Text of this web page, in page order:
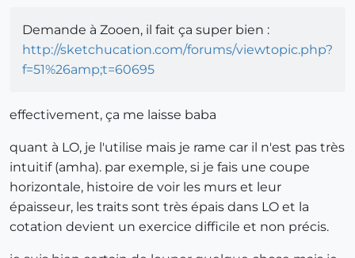
Demande à Zooen, il fait ça super bien :
http://sketchucation.com/forums/viewtopic.php?
f=51%26amp;t=60695
effectivement, ça me laisse baba
quant à LO, je l'utilise mais je rame car il n'est pas très
intuitif (amha). par exemple, si je fais une coupe
horizontale, histoire de voir les murs et leur
épaisseur, les traits sont très épais dans LO et la
cotation devient un exercice difficile et non précis.